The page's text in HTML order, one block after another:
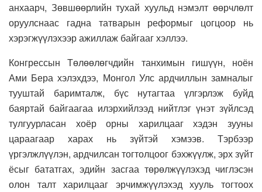
анхаарч, Зөвшөөрлийн тухай хуульд нэмэлт өөрчлөлт
оруулснаас гадна татварын реформыг цогцоор нь
хэрэгжүүлэхээр ажиллаж байгааг хэллээ.
Конгрессын Төлөөлөгчдийн танхимын гишүүн, ноён
Ами Бера хэлэхдээ, Монгол Улс ардчиллын замналыг
тууштай баримталж, бүс нутагтаа үлгэрлэж буйд
баяртай байгаагаа илэрхийлээд нийтлэг үнэт зүйлсэд
тулгуурласан хоёр орны харилцааг хэдэн зууны
цараагаар харах нь зүйтэй хэмээв. Тэрбээр
үргэлжлүүлэн, ардчилсан тогтолцоог бэхжүүлж, эрх зүйт
ёсыг бататгах, эдийн засгаа төрөлжүүлэхэд чиглэсэн
олон талт харилцааг эрчимжүүлэхэд хууль тогтоох